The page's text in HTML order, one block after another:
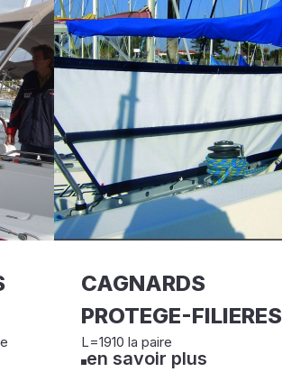
CAGNARDS
PROTEGE-FILIERES
L=1910 la paire
en savoir plus